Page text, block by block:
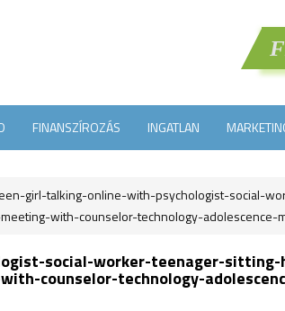
FINANSZÍROZÁS INGATLAN
girl-talking-online-with-psychologist-social-
with-counselor-technology-adolescence-
social-worker-teenager-sitting-
counselor-technology-